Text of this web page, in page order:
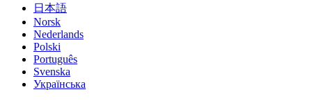
日本語
Norsk
Nederlands
Polski
Português
Svenska
Українська